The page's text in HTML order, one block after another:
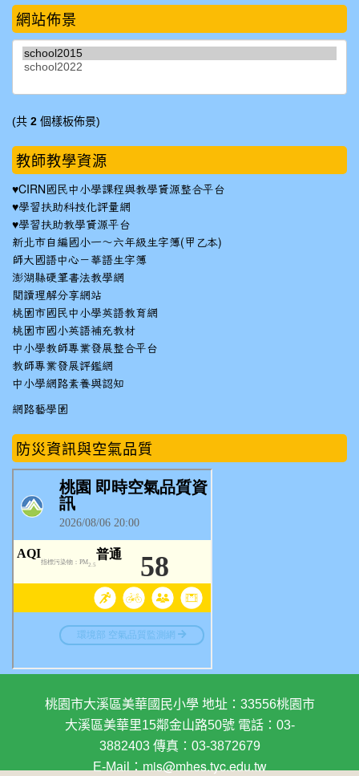
網站佈景
(共 2 個樣板佈景)
教師教學資源
♥CIRN國民中小學課程與教學資源整合平台
♥學習扶助科技化評量網
♥學習扶助教學資源平台
新北市自編國小一～六年級生字簿(甲乙本)
師大國語中心－華語生字簿
澎湖縣硬筆書法教學網
閱讀理解分享網站
桃園市國民中小學英語教育網
桃園市國小英語補充教材
中小學教師專業發展整合平台
教師專業發展評鑑網
中小學網路素養與認知
網路藝學園
防災資訊與空氣品質
桃園市大溪區美華國民小學 地址：33556桃園市
大溪區美華里15鄰金山路50號 電話：03-
3882403 傳真：03-3872679
E-Mail： mis@mhes.tyc.edu.tw